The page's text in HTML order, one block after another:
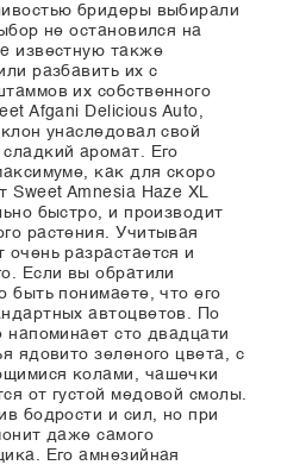
бридеры выбирали
не остановился на
известную также
разбавить их с
их собственного
Afgani Delicious Auto,
унаследовал свой
аромат. Его
как для скоро
Sweet Amnesia Haze XL
быстро, и производит
растения. Учитывая
разрастается и
Если вы обратили
быть понимаете, что его
автоцветов. По
напоминает сто двадцати
ядовито зеленого цвета, с
колами, чашечки
от густой медовой смолы.
бодрости и сил, но при
даже самого
Его амнезийная